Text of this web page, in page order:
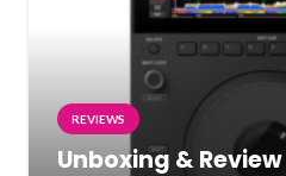
REVIEWS
Unboxing &